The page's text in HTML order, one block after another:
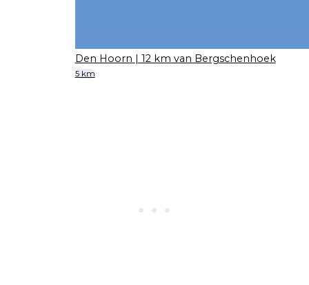
Den Hoorn | 12 km van Bergschenhoek
5 km